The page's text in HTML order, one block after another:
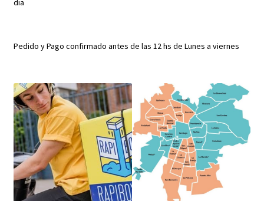
dia
Pedido y Pago confirmado antes de las 12 hs de Lunes a viernes